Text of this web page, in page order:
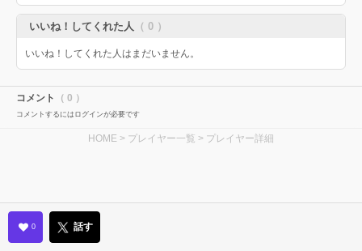
いいね！してくれた人 （ 0 ）
いいね！してくれた人はまだいません。
コメント （ 0 ）
コメントするにはログインが必要です
HOME > プレイヤー一覧 > プレイヤー詳細
0 話す